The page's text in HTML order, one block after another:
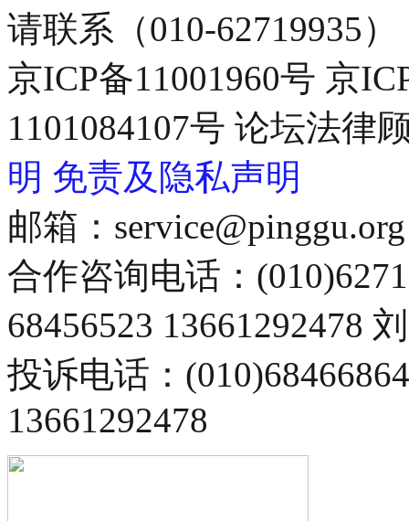
请联系（010-62719935）
京ICP备11001960号 京
1101084107号 论坛法律
明 免责及隐私声明
邮箱：service@pinggu.org
合作咨询电话：
68456523 13661292478
投诉电话：
13661292478